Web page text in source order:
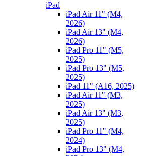
iPad
iPad Air 11" (M4,
2026)
iPad Air 13" (M4,
2026)
iPad Pro 11" (M5,
2025)
iPad Pro 13" (M5,
2025)
iPad 11" (A16, 2025)
iPad Air 11" (M3,
2025)
iPad Air 13" (M3,
2025)
iPad Pro 11" (M4,
2024)
iPad Pro 13" (M4,